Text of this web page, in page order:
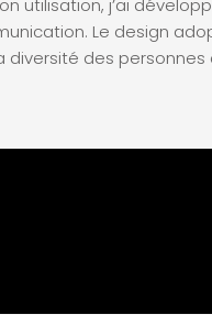
Le design
diversité des